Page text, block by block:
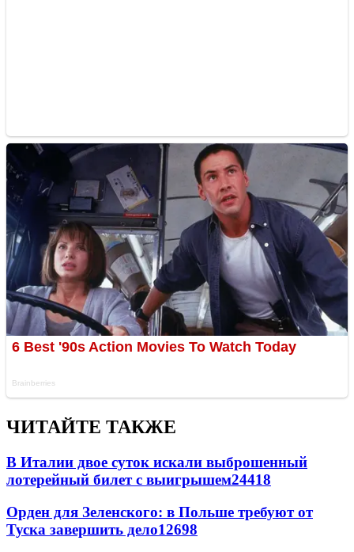
ЧИТАЙТЕ ТАКЖЕ
В Италии двое суток искали выброшенный
лотерейный билет с выигрышем24418
Орден для Зеленского: в Польше требуют от
Туска завершить дело12698